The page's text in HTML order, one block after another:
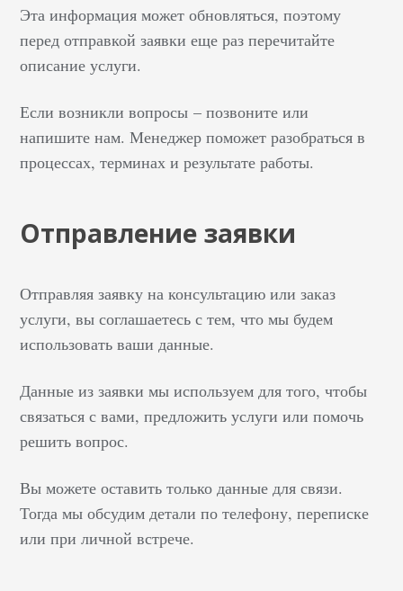
Эта информация может обновляться, поэтому
перед отправкой заявки еще раз перечитайте
описание услуги.
Если возникли вопросы – позвоните или
напишите нам. Менеджер поможет разобраться в
процессах, терминах и результате работы.
Отправление заявки
Отправляя заявку на консультацию или заказ
услуги, вы соглашаетесь с тем, что мы будем
использовать ваши данные.
Данные из заявки мы используем для того, чтобы
связаться с вами, предложить услуги или помочь
решить вопрос.
Вы можете оставить только данные для связи.
Тогда мы обсудим детали по телефону, переписке
или при личной встрече.